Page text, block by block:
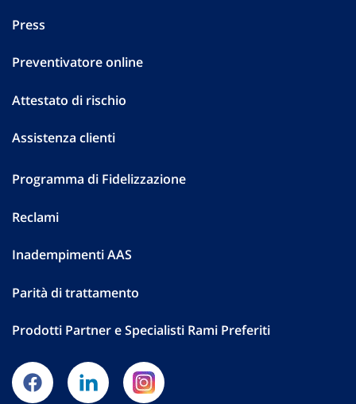
Press
Preventivatore online
Attestato di rischio
Assistenza clienti
Programma di Fidelizzazione
Reclami
Inadempimenti AAS
Parità di trattamento
Prodotti Partner e Specialisti Rami Preferiti